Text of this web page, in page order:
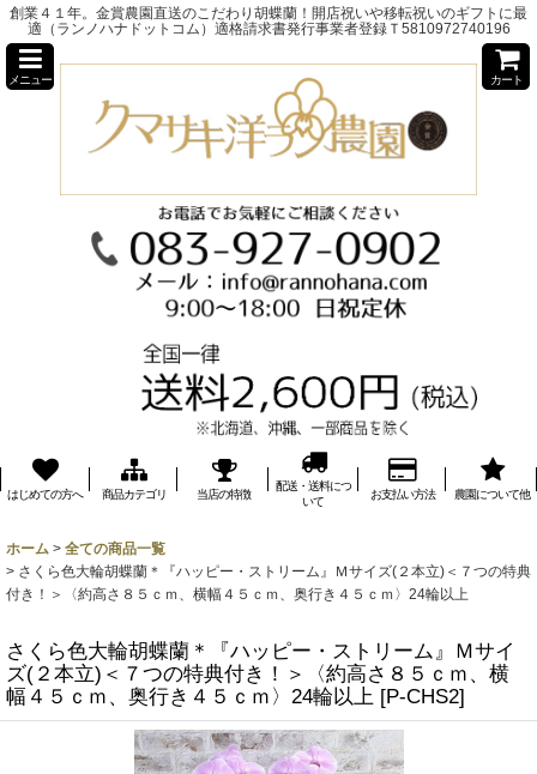
創業４１年。金賞農園直送のこだわり胡蝶蘭！開店祝いや移転祝いのギフトに最
適（ランノハナドットコム）適格請求書発行事業者登録Ｔ5810972740196
メニュー カート
はじめての方へ 商品カテゴリ 当店の特徴
配送・送料につ
いて
お支払い方法 農園について他
ホーム > 全ての商品一覧
> さくら色大輪胡蝶蘭＊『ハッピー・ストリーム』Ｍサイズ(２本立)＜７つの特典
付き！＞〈約高さ８５ｃｍ、横幅４５ｃｍ、奥行き４５ｃｍ〉24輪以上
さくら色大輪胡蝶蘭＊『ハッピー・ストリーム』Ｍサイ
ズ(２本立)＜７つの特典付き！＞〈約高さ８５ｃｍ、横
幅４５ｃｍ、奥行き４５ｃｍ〉24輪以上 [P-CHS2]